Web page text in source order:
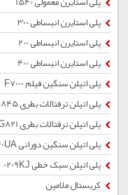
پلی استایرن انبساطی 300
پلی استایرن انبساطی 200
پلی استایرن انبساطی 400
پلی اتیلن سنگین فیلم F7000
پلی اتیلن ترفتالات بطری BG845
پلی اتیلن ترفتالات بطری BG821
پلی اتیلن سنگین دورانی 3840UA
پلی اتیلن سبک خطی 0209KJ
کریستال ملامین